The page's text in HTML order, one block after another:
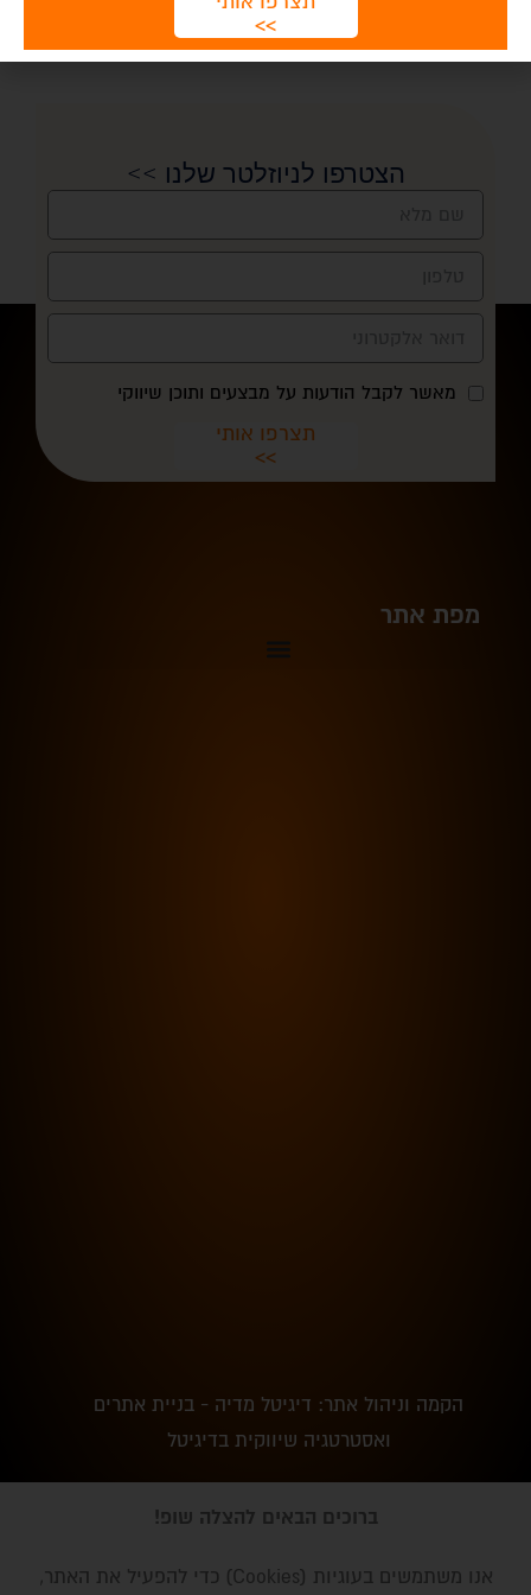
הצטרפו לניוזלטר שלנו >>
מאשר לקבל הודעות על מבצעים ותוכן שיווקי
תצרפו אותי
>>
מפת אתר
הקמה וניהול אתר: דיגיטל מדיה - בניית אתרים
ואסטרטגיה שיווקית בדיגיטל
ברוכים הבאים להצלה שופ!
אנו משתמשים בעוגיות (Cookies) כדי להפעיל את האתר,
₪ 1,450.00
אזל
רשימת משאלותסל קניותהחשבון שלי
>>